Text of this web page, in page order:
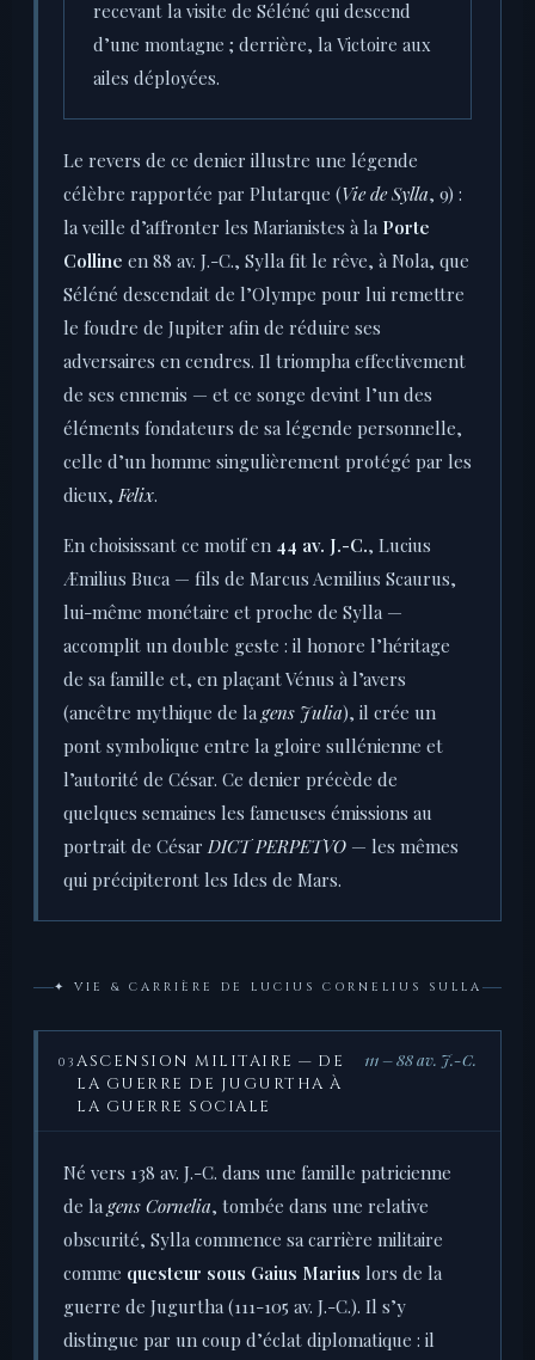
recevant la visite de Séléné qui descend
d’une montagne ; derrière, la Victoire aux
ailes déployées.
Le revers de ce denier illustre une légende
célèbre rapportée par Plutarque (Vie de Sylla, 9) :
la veille d’affronter les Marianistes à la Porte
Colline en 88 av. J.-C., Sylla fit le rêve, à Nola, que
Séléné descendait de l’Olympe pour lui remettre
le foudre de Jupiter afin de réduire ses
adversaires en cendres. Il triompha effectivement
de ses ennemis — et ce songe devint l’un des
éléments fondateurs de sa légende personnelle,
celle d’un homme singulièrement protégé par les
dieux,Felix.
En choisissant ce motif en 44 av. J.-C., Lucius
Æmilius Buca — fils de Marcus Aemilius Scaurus,
lui-même monétaire et proche de Sylla —
accomplit un double geste : il honore l’héritage
de sa famille et, en plaçant Vénus à l’avers
(ancêtre mythique de la gens Julia), il crée un
pont symbolique entre la gloire sullénienne et
l’autorité de César. Ce denier précède de
quelques semaines les fameuses émissions au
portrait de CésarDICT PERPETVO — les mêmes
qui précipiteront les Ides de Mars.
✦ VIE & CARRIÈRE DE LUCIUS CORNELIUS SULLA
03 ASCENSION MILITAIRE — DE
LA GUERRE DE JUGURTHA À
LA GUERRE SOCIALE
111 – 88 av. J.-C.
Né vers 138 av. J.-C. dans une famille patricienne
de la gens Cornelia, tombée dans une relative
obscurité, Sylla commence sa carrière militaire
comme questeur sous Gaius Marius lors de la
guerre de Jugurtha (111-105 av. J.-C.). Il s’y
distingue par un coup d’éclat diplomatique : il